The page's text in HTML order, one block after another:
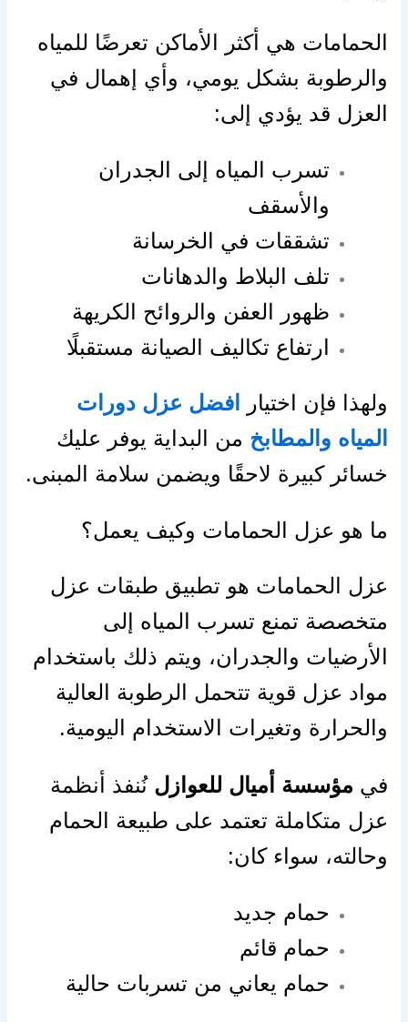
الحمامات هي أكثر الأماكن تعرضًا للمياه
والرطوبة بشكل يومي، وأي إهمال في
العزل قد يؤدي إلى:
تسرب المياه إلى الجدران
والأسقف
تشققات في الخرسانة
تلف البلاط والدهانات
ظهور العفن والروائح الكريهة
ارتفاع تكاليف الصيانة مستقبلًا
ولهذا فإن اختيار
افضل عزل دورات
المياه والمطابخ من البداية يوفر عليك
خسائر كبيرة لاحقًا ويضمن سلامة المبنى.
ما هو عزل الحمامات وكيف يعمل؟
عزل الحمامات هو تطبيق طبقات عزل
متخصصة تمنع تسرب المياه إلى
الأرضيات والجدران، ويتم ذلك باستخدام
مواد عزل قوية تتحمل الرطوبة العالية
والحرارة وتغيرات الاستخدام اليومية.
في مؤسسة أميال للعوازل نُنفذ أنظمة
عزل متكاملة تعتمد على طبيعة الحمام
وحالته، سواء كان:
حمام جديد
حمام قائم
حمام يعاني من تسربات حالية